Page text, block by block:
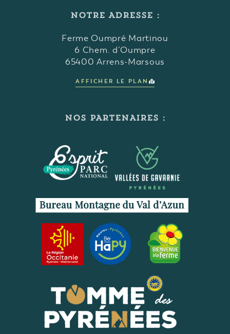
NOTRE ADRESSE :
Ferme Oumpré Martinou
6 Chem. d’Oumpre
65400 Arrens-Marsous
AFFICHER LE PLAN
NOS PARTENAIRES :